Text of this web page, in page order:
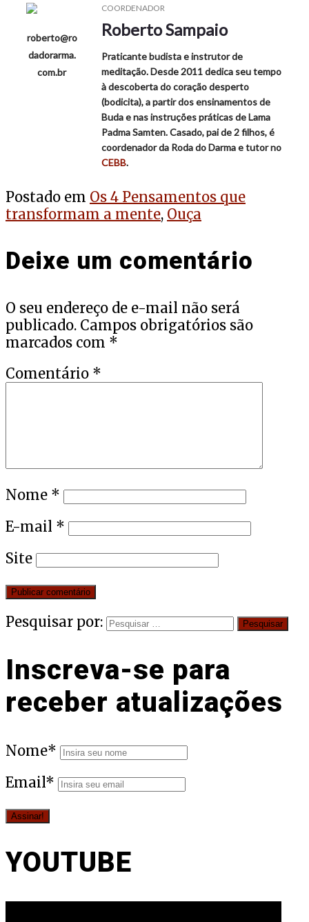
roberto@ro
dadorarma.
com.br
COORDENADOR
Roberto Sampaio
Praticante budista e instrutor de
meditação. Desde 2011 dedica seu tempo
à descoberta do coração desperto
(bodicita), a partir dos ensinamentos de
Buda e nas instruções práticas de Lama
Padma Samten. Casado, pai de 2 filhos, é
coordenador da Roda do Darma e tutor no
CEBB.
Postado em Os 4 Pensamentos que
transformam a mente, Ouça
Deixe um comentário
O seu endereço de e-mail não será
publicado. Campos obrigatórios são
marcados com *
Comentário *
Nome *
E-mail *
Site
Pesquisar por:
Inscreva-se para
receber atualizações
Nome*
Email*
YOUTUBE